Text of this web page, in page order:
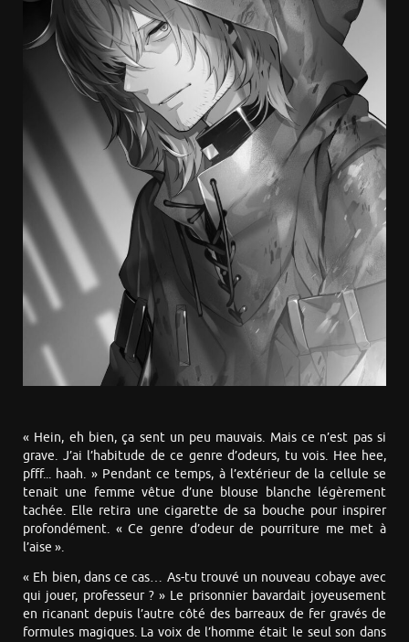
« Hein, eh bien, ça sent un peu mauvais. Mais ce n’est pas si
grave. J’ai l’habitude de ce genre d’odeurs, tu vois. Hee hee,
pfff... haah. » Pendant ce temps, à l’extérieur de la cellule se
tenait une femme vêtue d’une blouse blanche légèrement
tachée. Elle retira une cigarette de sa bouche pour inspirer
profondément. « Ce genre d’odeur de pourriture me met à
l’aise ».
« Eh bien, dans ce cas… As-tu trouvé un nouveau cobaye avec
qui jouer, professeur ? » Le prisonnier bavardait joyeusement
en ricanant depuis l’autre côté des barreaux de fer gravés de
formules magiques. La voix de l’homme était le seul son dans